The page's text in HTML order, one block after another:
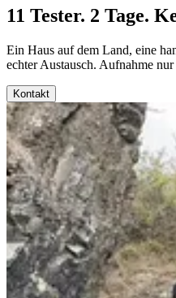
11 Tester. 2 Tage.
Ein Haus auf dem Land, eine
echter Austausch. Aufnahme
Kontakt